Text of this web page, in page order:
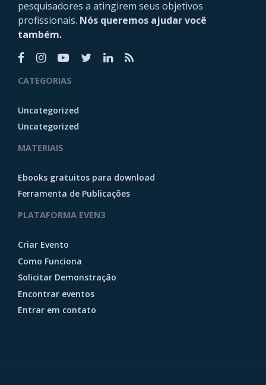
pesquisadores a atingirem seus objetivos
profissionais. Nós queremos ajudar você
também.
CATEGORIAS
Uncategorized
Uncategorized
MATERIAIS
Ebooks gratuitos para download
Ferramenta de Publicações
PLATAFORMA EVEN3
Criar Evento
Como Funciona
Solicitar Demonstração
Encontrar eventos
Entrar em contato